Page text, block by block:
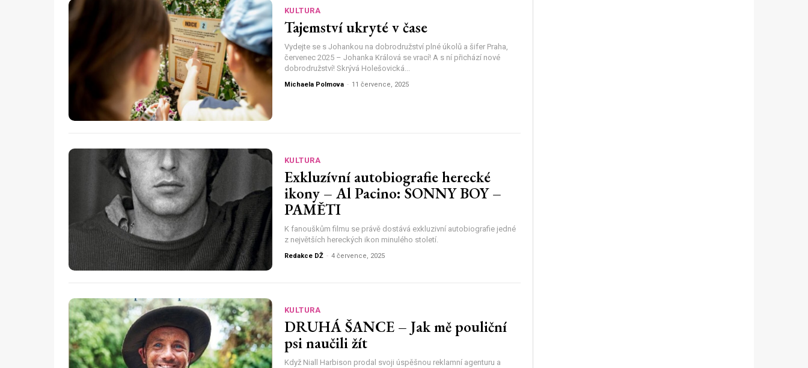
KULTURA
Tajemství ukryté v čase
Vydejte se s Johankou na dobrodružství plné úkolů a šifer Praha,
červenec 2025 – Johanka Králová se vrací! A s ní přichází nové
dobrodružství! Skrývá Holešovická...
Michaela Polmova - 11 července, 2025
KULTURA
Exkluzívní autobiografie herecké
ikony – Al Pacino: SONNY BOY –
PAMĚTI
K fanouškům filmu se právě dostává exkluzivní autobiografie jedné
z největších hereckých ikon minulého století.
Redakce DŽ - 4 července, 2025
KULTURA
DRUHÁ ŠANCE – Jak mě pouliční
psi naučili žít
Když Niall Harbison prodal svoji úspěšnou reklamní agen­turu a